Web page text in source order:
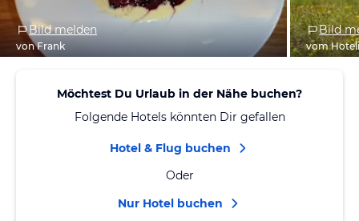
Bild melden
von Frank
Bild
vom
Möchtest Du Urlaub in der Nähe buchen?
Folgende Hotels könnten Dir gefallen
Hotel & Flug buchen
Oder
Nur Hotel buchen